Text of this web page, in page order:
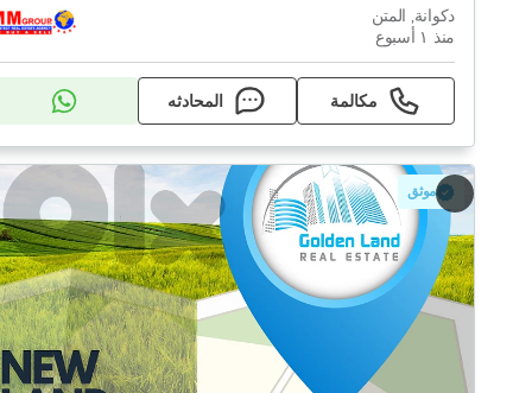
دكوانة, المتن
منذ ١ أسبوع
مكالمة المحادثه
موثق